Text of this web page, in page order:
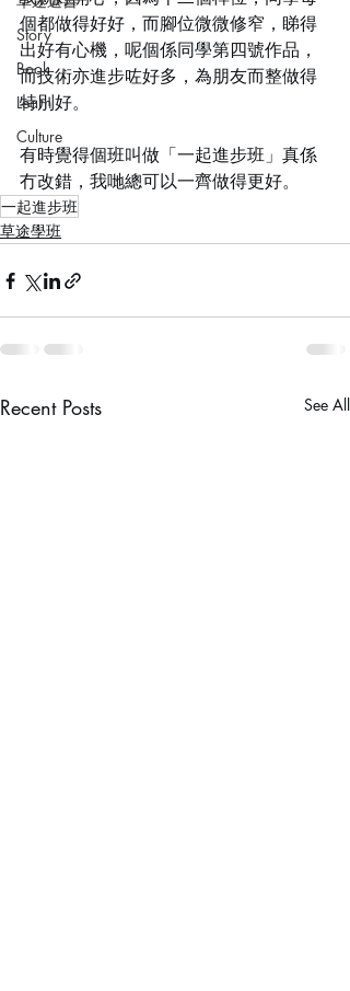
Story
Book
Learn
Culture
個都做得好好，而腳位微微修窄，睇得
出好有心機，呢個係同學第四號作品，
而技術亦進步咗好多，為朋友而整做得
特別好。
有時覺得個班叫做「一起進步班」真係
冇改錯，我哋總可以一齊做得更好。
一起進步班
草途學班
Recent Posts See All